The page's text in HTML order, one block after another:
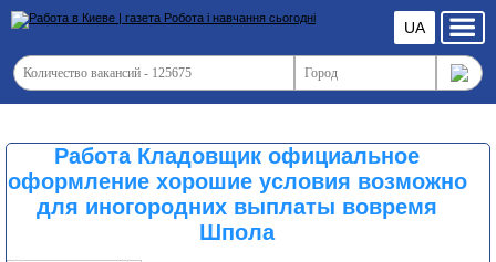
UA
Работа Кладовщик официальное
оформление хорошие условия возможно
для иногородних выплаты вовремя
Шпола